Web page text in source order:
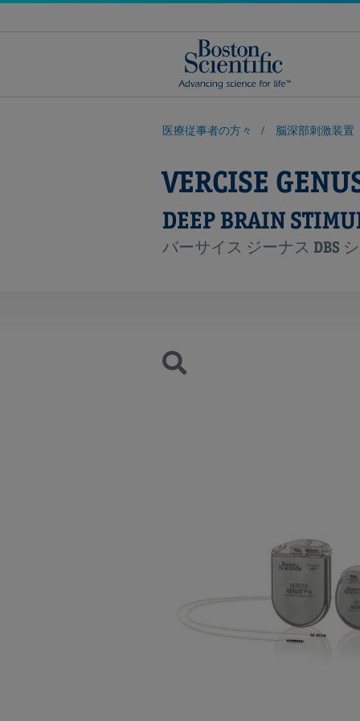
医療従事者の方々 脳深部刺激装置
VERCISE
DEEP BRAIN
バーサイス ジーナス DBS